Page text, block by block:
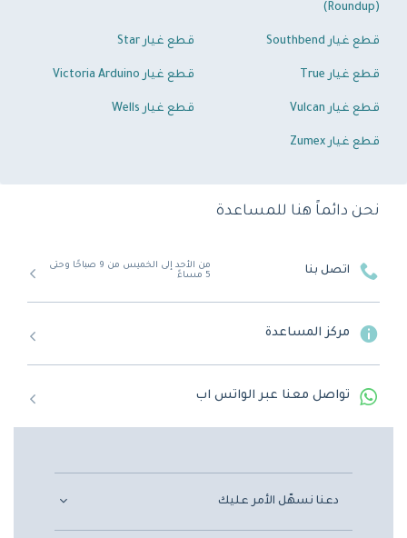
(Roundup)
قطع غيار Southbend قطع غيار Star
قطع غيار True قطع غيار Victoria Arduino
قطع غيار Vulcan قطع غيار Wells
قطع غيار Zumex
نحن دائماً هنا للمساعدة
اتصل بنا
من الأحد إلى الخميس من 9 صباحًا وحتى
5 مساءً
مركز المساعدة
تواصل معنا عبر الواتس اب
دعنا نسهّل الأمر عليك